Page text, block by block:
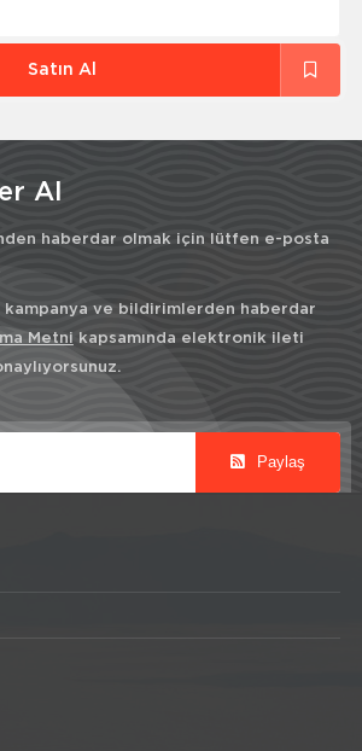
Satın Al
Al
haberdar olmak için lütfen e-posta
kampanya ve bildirimlerden haberdar
Metni kapsamında elektronik ileti
Paylaş